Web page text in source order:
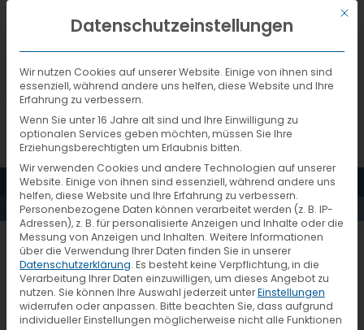
DEUTSCH
MENÜ
NYS GEITER
Mit
Datenschutzeinstellungen
Wir nutzen Cookies auf unserer Website. Einige von ihnen sind
essenziell, während andere uns helfen, diese Website und Ihre
Erfahrung zu verbessern.
Wenn Sie unter 16 Jahre alt sind und Ihre Einwilligung zu
optionalen Services geben möchten, müssen Sie Ihre
Erziehungsberechtigten um Erlaubnis bitten.
Wir verwenden Cookies und andere Technologien auf unserer
Website. Einige von ihnen sind essenziell, während andere uns
helfen, diese Website und Ihre Erfahrung zu verbessern.
Personenbezogene Daten können verarbeitet werden (z. B. IP-
Adressen), z. B. für personalisierte Anzeigen und Inhalte oder die
Messung von Anzeigen und Inhalten. Weitere Informationen
über die Verwendung Ihrer Daten finden Sie in unserer
Datenschutzerklärung. Es besteht keine Verpflichtung, in die
Verarbeitung Ihrer Daten einzuwilligen, um dieses Angebot zu
nutzen. Sie können Ihre Auswahl jederzeit unterEinstellungen
widerrufen oder anpassen. Bitte beachten Sie, dass aufgrund
individueller Einstellungen möglicherweise nicht alle Funktionen